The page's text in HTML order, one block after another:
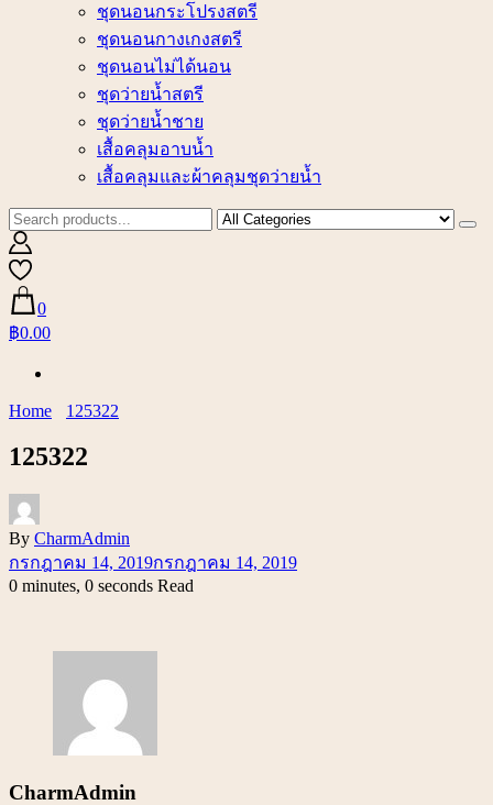
ชุดนอนกระโปรงสตรี
ชุดนอนกางเกงสตรี
ชุดนอนไม่ได้นอน
ชุดว่ายน้ำสตรี
ชุดว่ายน้ำชาย
เสื้อคลุมอาบน้ำ
เสื้อคลุมและผ้าคลุมชุดว่ายน้ำ
0
฿0.00
Home 125322
125322
By CharmAdmin
กรกฎาคม 14, 2019กรกฎาคม 14, 2019
0 minutes, 0 seconds Read
CharmAdmin